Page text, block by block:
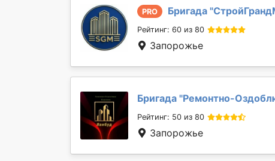
PRO Бригада "
Рейтинг: 60 из 80
Запорожье
Бригада "Ремонтно-
Рейтинг: 50 из 80
Запорожье